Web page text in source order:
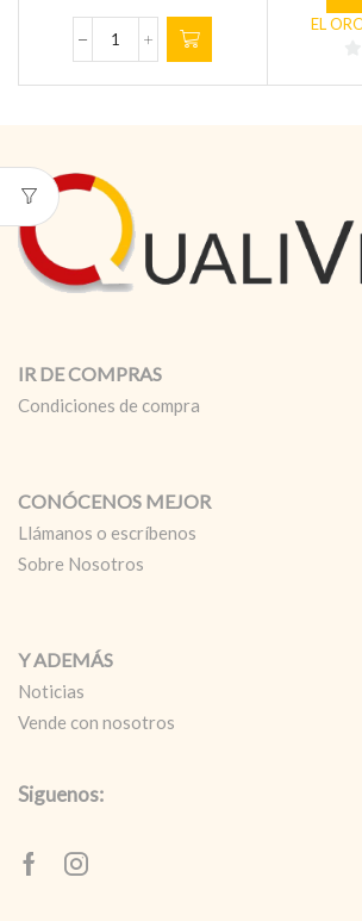
de
5
AZÚCAR
cantidad
EL
IR DE COMPRAS
Condiciones de compra
CONÓCENOS MEJOR
Llámanos o escríbenos
Sobre Nosotros
Y ADEMÁS
Noticias
Vende con nosotros
Siguenos:
FacebookInstagram